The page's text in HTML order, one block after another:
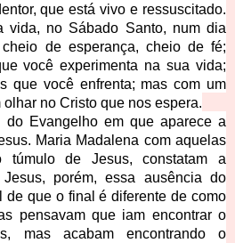
que está vivo e ressuscitado.
vida, no Sábado Santo, num dia
de esperança, cheio de fé;
você experimenta na sua vida;
que você enfrenta; mas com um
no Cristo que nos espera.
do Evangelho em que aparece a
Maria Madalena com aquelas
túmulo de Jesus, constatam a
porém, essa ausência do
de que o final é diferente de como
pensavam que iam encontrar o
mas acabam encontrando o